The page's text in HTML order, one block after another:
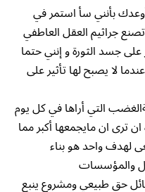
بأنني سأ استمر في
جراثيم العقل العاطفي
جسد الثورة و إنني حتما
لا يصبح لها تأثير على
التي أراها في كل يوم
ان ترى ان مايجمعها أكبر مما
لهدف واحد هو بناء
والمؤسسات
حق طبيعي ومشروع ينبع